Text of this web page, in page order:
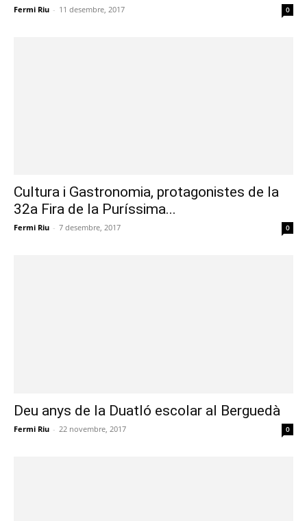
Fermi Riu - 11 desembre, 2017 0
Cultura i Gastronomia, protagonistes de la
32a Fira de la Puríssima...
Fermi Riu - 7 desembre, 2017 0
Deu anys de la Duatló escolar al Berguedà
Fermi Riu - 22 novembre, 2017 0